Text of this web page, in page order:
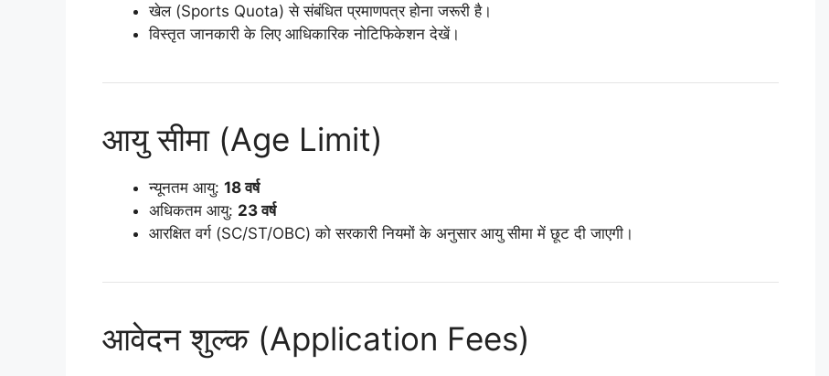
खेल (Sports Quota) से संबंधित प्रमाणपत्र होना जरूरी है।
विस्तृत जानकारी के लिए आधिकारिक नोटिफिकेशन देखें।
आयु सीमा (Age Limit)
न्यूनतम आयु: 18 वर्ष
अधिकतम आयु: 23 वर्ष
आरक्षित वर्ग (SC/ST/OBC) को सरकारी नियमों के अनुसार आयु सीमा में छूट दी जाएगी।
आवेदन शुल्क (Application Fees)